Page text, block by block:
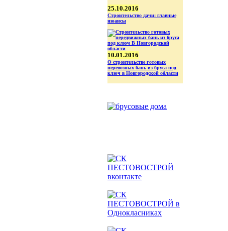
25.10.2016
Строительство дачи: главные
нюансы
10.01.2016
О строительстве готовых
перевозных бань из бруса под
ключ в Новгородской области